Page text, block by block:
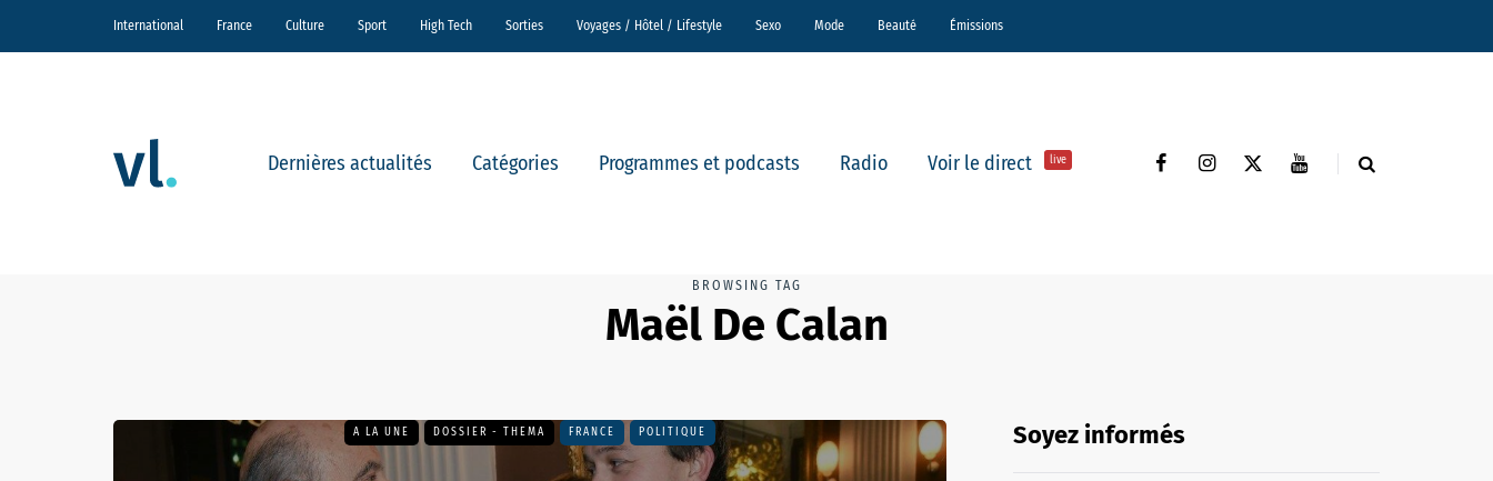
International France Culture Sport High Tech Sorties Voyages / Hôtel / Lifestyle Sexo Mode Beauté Émissions
Dernières actualités Catégories Programmes et podcasts Radio Voir le direct live
BROWSING TAG
Maël De Calan
A LA UNE DOSSIER - THEMA FRANCE POLITIQUE Soyez informés